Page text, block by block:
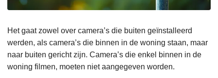
Het gaat zowel over camera’s die buiten geïnstalleerd
werden, als camera’s die binnen in de woning staan, maar
naar buiten gericht zijn. Camera’s die enkel binnen in de
woning filmen, moeten niet aangegeven worden.